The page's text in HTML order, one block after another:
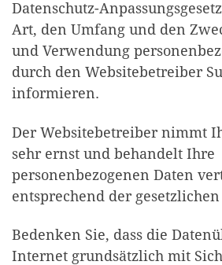
Datenschutz-
Art, den Umfang und den
und Verwendung
durch den Websitebetreiber
informieren.
Der Websitebetreiber nimmt
sehr ernst und behandelt Ihre
personenbezogenen Daten
entsprechend der
Bedenken Sie, dass die
Internet grundsätzlich mit